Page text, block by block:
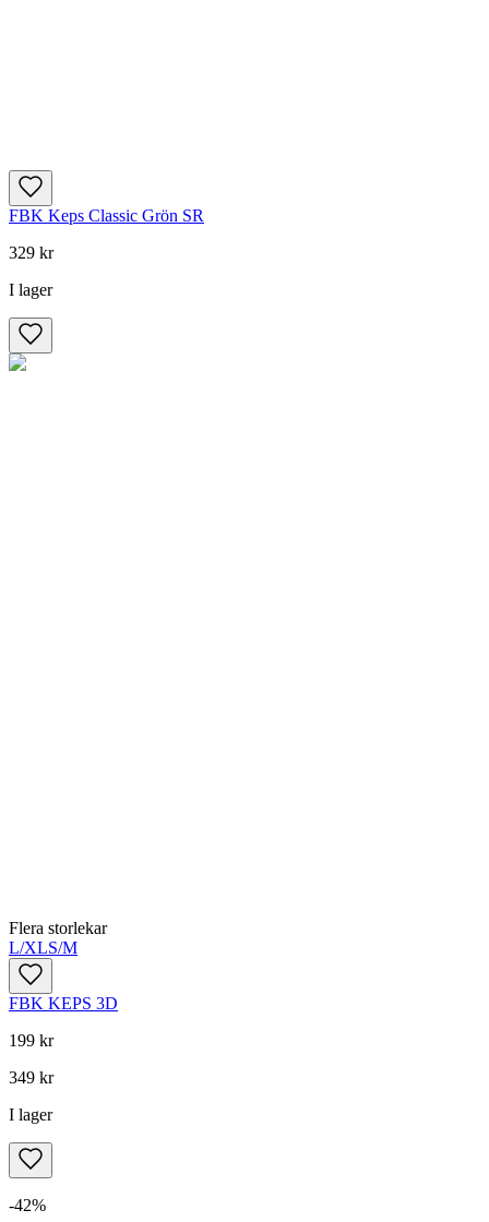
FBK Keps Classic Grön SR
329 kr
I lager
Flera storlekar
L/XLS/M
FBK KEPS 3D
199 kr
349 kr
I lager
-42%